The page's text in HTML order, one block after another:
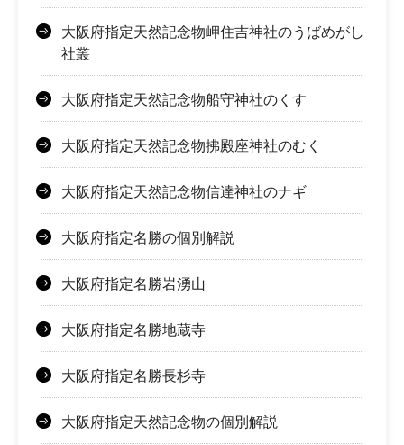
大阪府指定天然記念物岬住吉神社のうばめがし
社叢
大阪府指定天然記念物船守神社のくす
大阪府指定天然記念物拂殿座神社のむく
大阪府指定天然記念物信達神社のナギ
大阪府指定名勝の個別解説
大阪府指定名勝岩湧山
大阪府指定名勝地蔵寺
大阪府指定名勝長杉寺
大阪府指定天然記念物の個別解説